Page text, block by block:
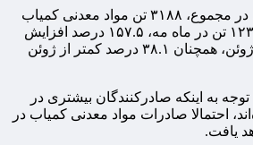
چین، ماه میلادی گذشته، در مجموع، ۳۱۸۸ تن مواد معدنی کمیاب
صادر کرد که نسبت به ۱۲۳۸ تن در ماه مه، ۱۵۷.۵ درصد افزایش
یافت، اما حجم صادرات ژوئن، همچنان ۳۸.۱ درصد کمتر از ژوئن
توجه به اینکه صادرکنندگان بیشتری در
احتمالا صادرات مواد معدنی کمیاب در
یافت.